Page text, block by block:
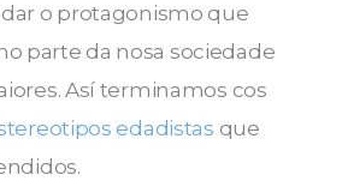
o protagonismo que
parte da nosa sociedade
Así terminamos cos
edadistas que